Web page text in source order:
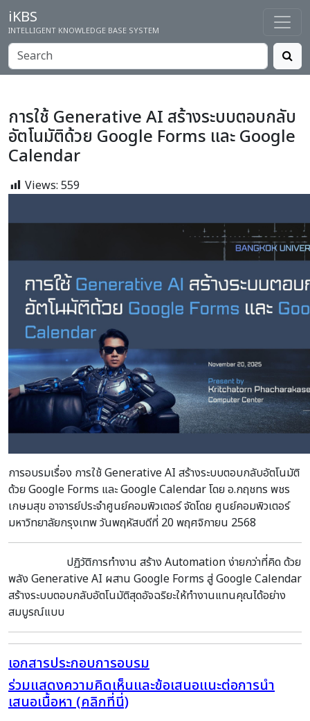
iKBS
INTELLIGENT KNOWLEDGE BASE SYSTEM
การใช้ Generative AI สร้างระบบตอบกลับ
อัตโนมัติด้วย Google Forms และ Google
Calendar
Views: 559
การอบรมเรื่อง การใช้ Generative AI สร้างระบบตอบกลับอัตโนมัติ
ด้วย Google Forms และ Google Calendar โดย อ.กฤชทร พชร
เกษมสุข อาจารย์ประจำศูนย์คอมพิวเตอร์ จัดโดย ศูนย์คอมพิวเตอร์
มหาวิทยาลัยกรุงเทพ วันพฤหัสบดีที่ 20 พฤศจิกายน 2568
ปฏิวัติการทำงาน สร้าง Automation ง่ายกว่าที่คิด ด้วย
พลัง Generative AI ผสาน Google Forms สู่ Google Calendar
สร้างระบบตอบกลับอัตโนมัติสุดอัจฉริยะให้ทำงานแทนคุณได้อย่าง
สมบูรณ์แบบ
เอกสารประกอบการอบรม
ร่วมแสดงความคิดเห็นและข้อเสนอแนะต่อการนำ
เสนอเนื้อหา (คลิกที่นี่)